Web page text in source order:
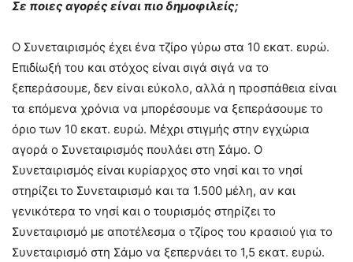
Σε ποιες αγορές είναι πιο δημοφιλείς;
Ο Συνεταιρισμός έχει ένα τζίρο γύρω στα 10 εκατ. ευρώ.
Επιδίωξή του και στόχος είναι σιγά σιγά να το
ξεπεράσουμε, δεν είναι εύκολο, αλλά η προσπάθεια είναι
τα επόμενα χρόνια να μπορέσουμε να ξεπεράσουμε το
όριο των 10 εκατ. ευρώ. Μέχρι στιγμής στην εγχώρια
αγορά ο Συνεταιρισμός πουλάει στη Σάμο. Ο
Συνεταιρισμός είναι κυρίαρχος στο νησί και το νησί
στηρίζει το Συνεταιρισμό και τα 1.500 μέλη, αν και
γενικότερα το νησί και ο τουρισμός στηρίζει το
Συνεταιρισμό με αποτέλεσμα ο τζίρος του κρασιού για το
Συνεταιρισμό στη Σάμο να ξεπερνάει το 1,5 εκατ. ευρώ.